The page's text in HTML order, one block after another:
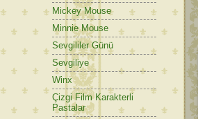
Mickey Mouse
Minnie Mouse
Sevgililer Günü
Sevgiliye
Winx
Çizgi Film Karakterli
Pastalar